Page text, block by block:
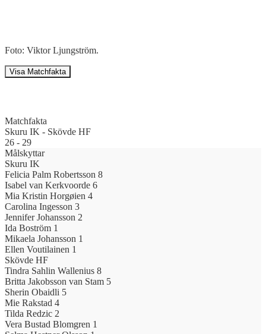
Foto: Viktor Ljungström.
Visa Matchfakta
Matchfakta
Skuru IK - Skövde HF
26 - 29
Målskyttar
Skuru IK
Felicia Palm Robertsson 8
Isabel van Kerkvoorde 6
Mia Kristin Horgøien 4
Carolina Ingesson 3
Jennifer Johansson 2
Ida Boström 1
Mikaela Johansson 1
Ellen Voutilainen 1
Skövde HF
Tindra Sahlin Wallenius 8
Britta Jakobsson van Stam 5
Sherin Obaidli 5
Mie Rakstad 4
Tilda Redzic 2
Vera Bustad Blomgren 1